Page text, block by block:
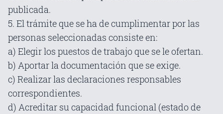
publicada.
5. El trámite que se ha de cumplimentar por las
personas seleccionadas consiste en:
a) Elegir los puestos de trabajo que se le ofertan.
b) Aportar la documentación que se exige.
c) Realizar las declaraciones responsables
correspondientes.
d) Acreditar su capacidad funcional (estado de